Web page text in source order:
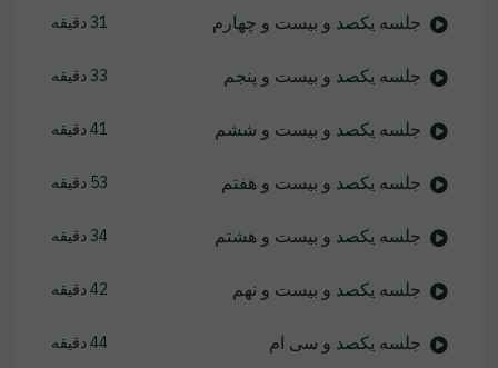
جلسه یکصد و بیست و چهارم 31 دقیقه
جلسه یکصد و بیست و پنجم 33 دقیقه
جلسه یکصد و بیست و ششم 41 دقیقه
جلسه یکصد و بیست و هفتم 53 دقیقه
جلسه یکصد و بیست و هشتم 34 دقیقه
جلسه یکصد و بیست و نهم 42 دقیقه
جلسه یکصد و سی ام 44 دقیقه